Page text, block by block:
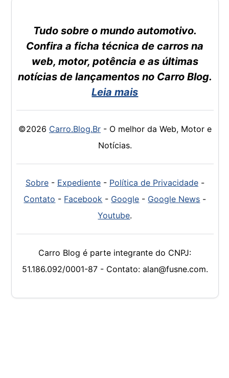
Tudo sobre o mundo automotivo.
Confira a ficha técnica de carros na
web, motor, potência e as últimas
notícias de lançamentos no Carro Blog.
Leia mais
©2026 Carro.Blog.Br- O melhor da Web, Motor e
Notícias.
Sobre- Expediente- Política de Privacidade-
Contato - Facebook - Google - Google News -
Youtube.
Carro Blog é parte integrante do CNPJ:
51.186.092/0001-87 - Contato: alan@fusne.com.